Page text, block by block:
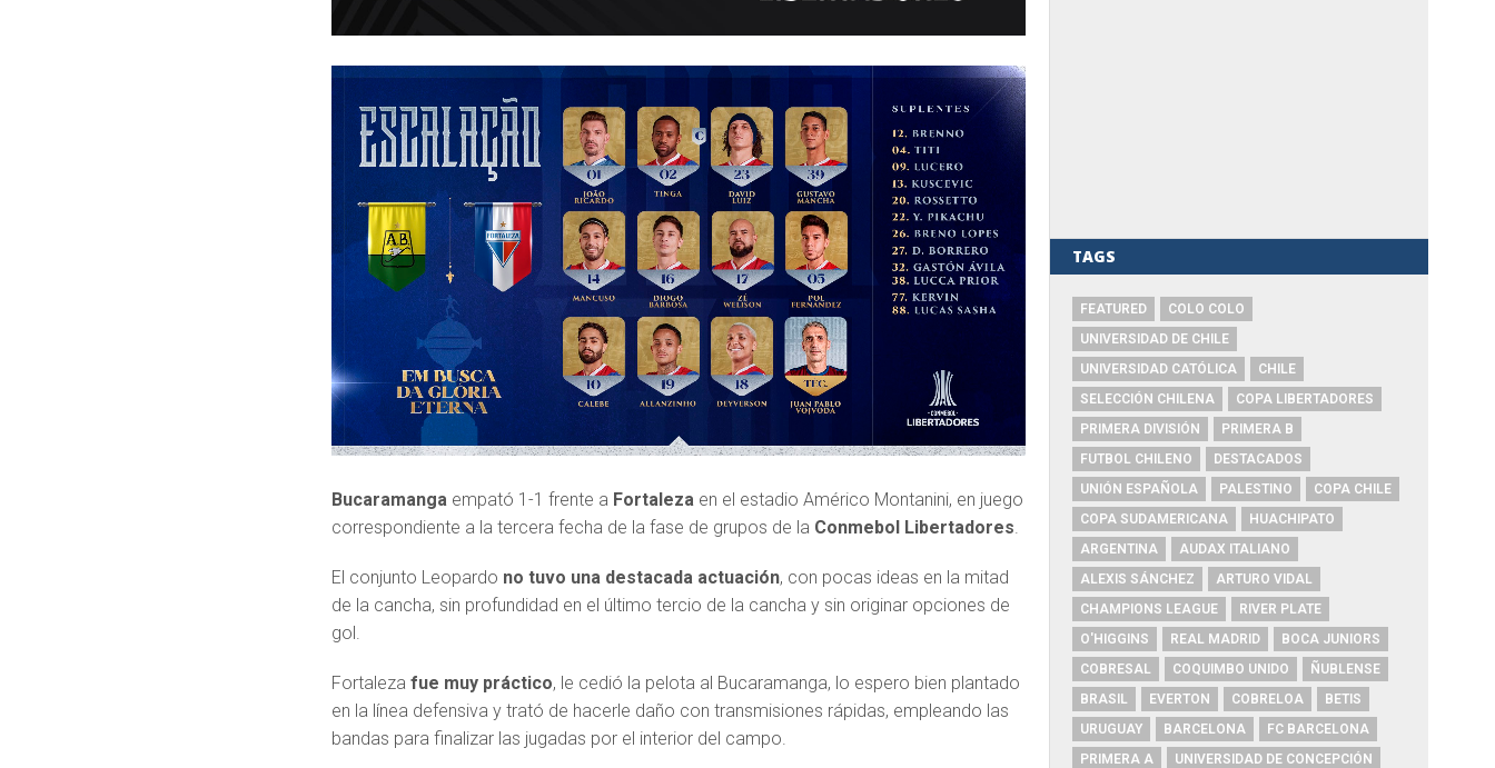
Bucaramanga empató 1-1 frente a Fortaleza en el estadio Américo Montanini, en juego
correspondiente a la tercera fecha de la fase de grupos de la Conmebol Libertadores
El conjunto Leopardo no tuvo una destacada actuación, con pocas ideas en la mitad
de la cancha, sin profundidad en el último tercio de la cancha y sin originar opciones de
gol.
Fortalezafue muy práctico, le cedió la pelota al Bucaramanga, lo espero bien plantado
en la línea defensiva y trató de hacerle daño con transmisiones rápidas, empleando las
bandas para finalizar las jugadas por el interior del campo.
TAGS
FEATURED
COLO COLO
UNIVERSIDAD DE CHILE
UNIVERSIDAD CATÓLICA
CHILE
SELECCIÓN CHILENA
COPA LIBERTADORES
PRIMERA DIVISIÓN
PRIMERA B
FUTBOL CHILENO
DESTACADOS
UNIÓN ESPAÑOLA
PALESTINO
COPA CHILE
COPA SUDAMERICANA
HUACHIPATO
ARGENTINA
AUDAX ITALIANO
ALEXIS SÁNCHEZ
ARTURO VIDAL
CHAMPIONS LEAGUE
RIVER PLATE
O'HIGGINS
REAL MADRID
BOCA JUNIORS
COBRESAL
COQUIMBO UNIDO
ÑUBLENSE
BRASIL
EVERTON COBRELOA
BETIS
URUGUAY
BARCELONA
FC BARCELONA
PRIMERA A
UNIVERSIDAD DE CONCEPCIÓN